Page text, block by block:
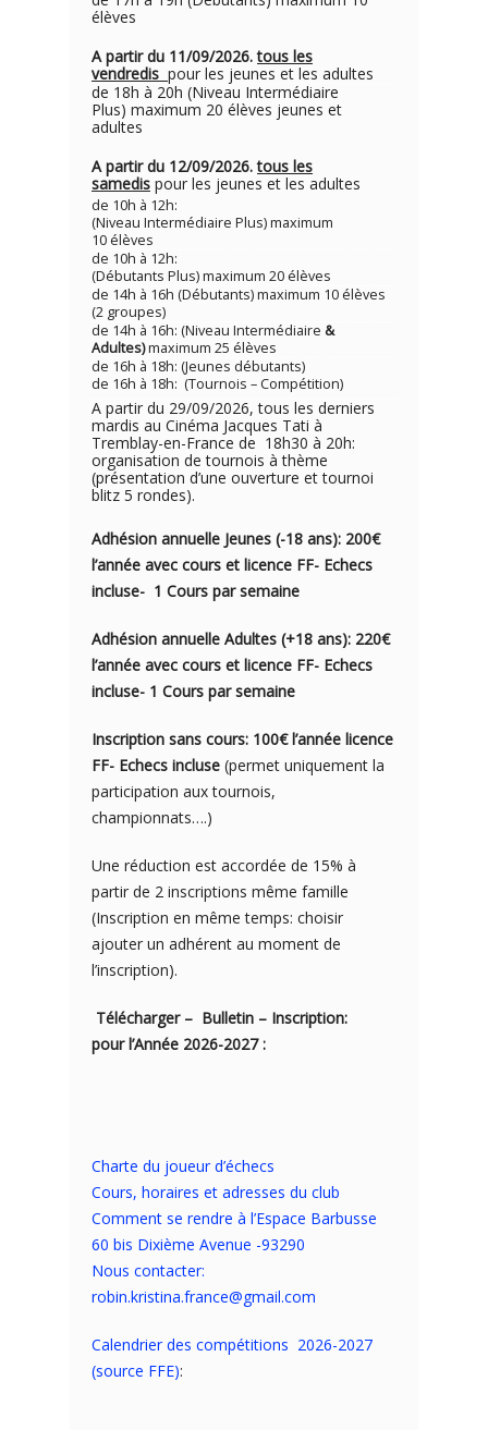
élèves
A partir du 11/09/2026.tous les
vendredis pour les jeunes et les adultes
de 18h à 20h (Niveau Intermédiaire
Plus) maximum 20 élèves jeunes et
adultes
A partir du 12/09/2026.tous les
samedis pour les jeunes et les adultes
de 10h à 12h:
(Niveau Intermédiaire Plus) maximum
10 élèves
de 10h à 12h:
(Débutants Plus) maximum 20 élèves
de 14h à 16h (Débutants) maximum 10 élèves
(2 groupes)
de 14h à 16h: (Niveau Intermédiaire &
Adultes)maximum 25 élèves
de 16h à 18h: (Jeunes débutants)
de 16h à 18h: (Tournois – Compétition)
A partir du 29/09/2026, tous les derniers
mardis au Cinéma Jacques Tati à
Tremblay-en-France de 18h30 à 20h:
organisation de tournois à thème
(présentation d’une ouverture et tournoi
blitz 5 rondes).
Adhésion annuelle Jeunes (-18 ans): 200€
l’année avec cours et licence FF- Echecs
incluse- 1 Cours par semaine
Adhésion annuelle Adultes (+18 ans): 220€
l’année avec cours et licence FF- Echecs
incluse- 1 Cours par semaine
Inscription sans cours: 100€ l’année licence
FF- Echecs incluse (permet uniquement la
participation aux tournois,
championnats….)
Une réduction est accordée de 15% à
partir de 2 inscriptions même famille
(Inscription en même temps: choisir
ajouter un adhérent au moment de
l’inscription).
Télécharger – Bulletin – Inscription:
pour l’Année 2026-2027 :
Charte du joueur d’échecs
Cours, horaires et adresses du club
Comment se rendre à l’Espace Barbusse
60 bis Dixième Avenue -93290
Nous contacter:
robin.kristina.france@gmail.com
Calendrier des compétitions 2026-2027
(source FFE):